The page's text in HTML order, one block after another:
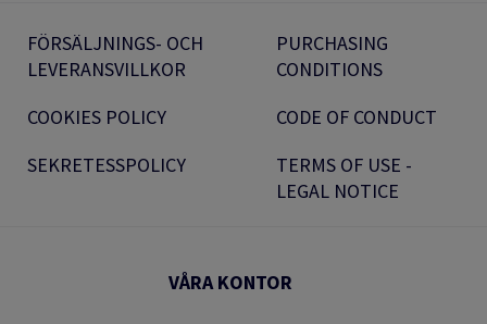
FÖRSÄLJNINGS- OCH
LEVERANSVILLKOR
COOKIES POLICY
SEKRETESSPOLICY
PURCHASING
CONDITIONS
CODE OF CONDUCT
TERMS OF USE -
LEGAL NOTICE
VÅRA KONTOR